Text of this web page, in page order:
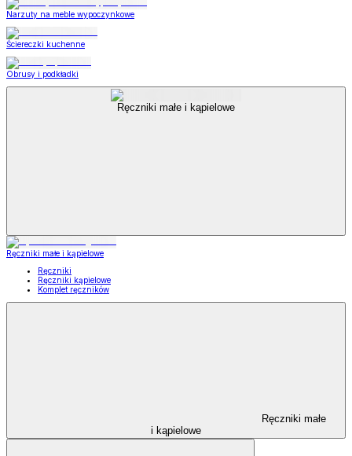
Narzuty na meble wypoczynkowe
Ściereczki kuchenne
Obrusy i podkładki
Ręczniki małe i kąpielowe
Ręczniki małe i kąpielowe
Ręczniki
Ręczniki kąpielowe
Komplet ręczników
Ręczniki małe
i kąpielowe